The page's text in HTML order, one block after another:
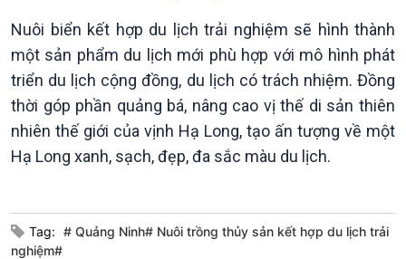
Podcast
Góc nhìn VOV1
Bình luận
Dòng chảy sự kiện
Đối thoại
Nuôi biển kết hợp du lịch trải nghiệm sẽ hình thành
một sản phẩm du lịch mới phù hợp với mô hình phát
triển du lịch cộng đồng, du lịch có trách nhiệm. Đồng
thời góp phần quảng bá, nâng cao vị thế di sản thiên
nhiên thế giới của vịnh Hạ Long, tạo ấn tượng về một
Hạ Long xanh, sạch, đẹp, đa sắc màu du lịch.
Tag: # Quảng Ninh# Nuôi trồng thủy sản kết hợp du lịch trải
nghiệm#